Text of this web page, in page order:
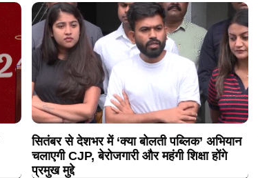
सितंबर से देशभर में ‘क्या बोलती पब्लिक’ अभियान
चलाएगी CJP, बेरोजगारी और महंगी शिक्षा होंगे
प्रमुख मुद्दे